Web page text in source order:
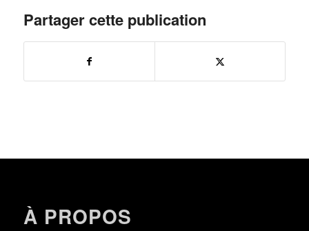
Partager cette publication
À PROPOS